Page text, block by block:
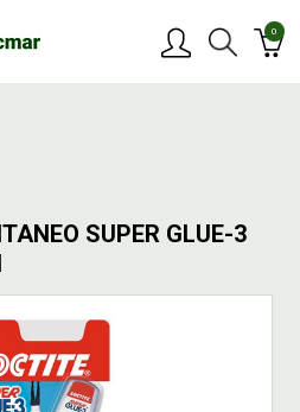
0
SUPER GLUE-3